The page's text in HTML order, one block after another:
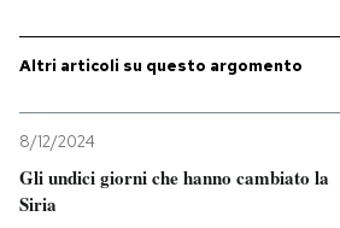
Sport
Altri articoli su questo argomento
8/12/2024
Gli undici giorni che hanno cambiato la
Siria